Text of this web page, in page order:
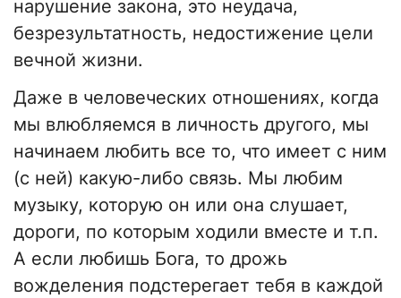
нарушение закона, это неудача,
безрезультатность, недостижение цели
вечной жизни.
Даже в человеческих отношениях, когда
мы влюбляемся в личность другого, мы
начинаем любить все то, что имеет с ним
(с ней) какую-либо связь. Мы любим
музыку, которую он или она слушает,
дороги, по которым ходили вместе и т.п.
А если любишь Бога, то дрожь
вожделения подстерегает тебя в каждой